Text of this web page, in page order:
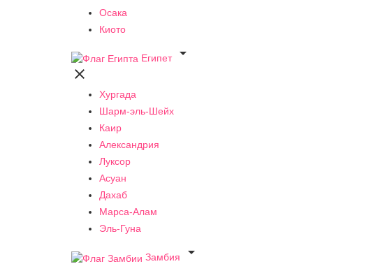
Осака
Киото
Египет


Хургада
Шарм-эль-Шейх
Каир
Александрия
Луксор
Асуан
Дахаб
Марса-Алам
Эль-Гуна
Замбия
